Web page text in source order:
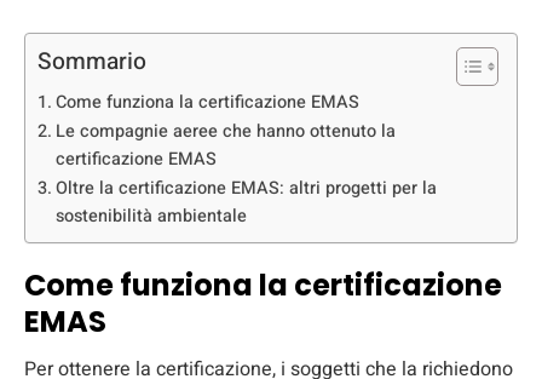
Sommario
Come funziona la certificazione EMAS
Le compagnie aeree che hanno ottenuto la
certificazione EMAS
Oltre la certificazione EMAS: altri progetti per la
sostenibilità ambientale
Come funziona la certificazione
EMAS
Per ottenere la certificazione, i soggetti che la richiedono